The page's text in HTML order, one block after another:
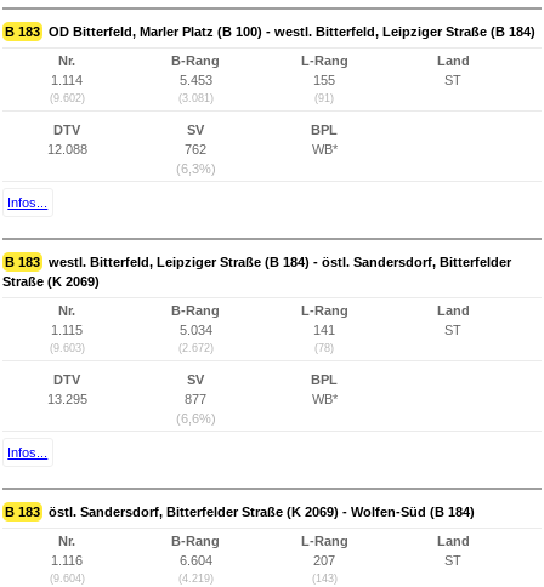
B 183 OD Bitterfeld, Marler Platz (B 100) - westl. Bitterfeld, Leipziger Straße (B 184)
Nr.
1.114
(9.602)
B-Rang
5.453
(3.081)
L-Rang
155
(91)
Land
ST
DTV
12.088
SV
762
(6,3%)
BPL
WB*
Infos...
B 183 westl. Bitterfeld, Leipziger Straße (B 184) - östl. Sandersdorf, Bitterfelder
Straße (K 2069)
Nr.
1.115
(9.603)
B-Rang
5.034
(2.672)
L-Rang
141
(78)
Land
ST
DTV
13.295
SV
877
(6,6%)
BPL
WB*
Infos...
B 183 östl. Sandersdorf, Bitterfelder Straße (K 2069) - Wolfen-Süd (B 184)
Nr.
1.116
(9.604)
B-Rang
6.604
(4.219)
L-Rang
207
(143)
Land
ST